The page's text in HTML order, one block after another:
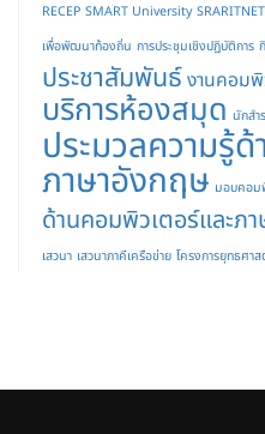
RECEP SMART University SRARITNET
เพื่อพัฒนาท้องถิ่น การประชุมเชิงปฏิบัติการ
ประชาสัมพันธ์งานคอมพิ
บริการห้องสมุด นักสำ
ประมวลความรู้
ภาษาอังกฤษ มอบคอม
ด้านคอมพิวเตอร์และภ
เสวนา เสวนาภาคีเครือข่าย โครงการยุทธศา